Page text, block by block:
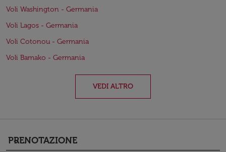
Voli Washington - Germania
Voli Lagos - Germania
Voli Cotonou - Germania
Voli Bamako - Germania
VEDI ALTRO
PRENOTAZIONE
keyboard_arrow_down